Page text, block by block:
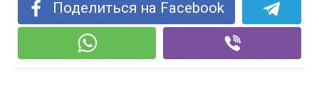
Поделиться на Facebook